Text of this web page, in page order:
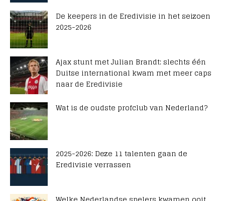
De keepers in de Eredivisie in het seizoen
2025-2026
Ajax stunt met Julian Brandt: slechts één
Duitse international kwam met meer caps
naar de Eredivisie
Wat is de oudste profclub van Nederland?
2025-2026: Deze 11 talenten gaan de
Eredivisie verrassen